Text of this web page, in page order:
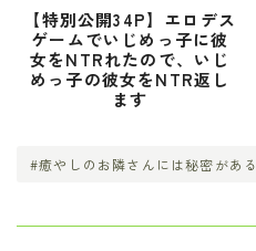
【特別公開34P】エロデス
ゲームでいじめっ子に彼
女をNTRれたので、いじ
めっ子の彼女をNTR返し
ます
#癒やしのお隣さんには秘密がある